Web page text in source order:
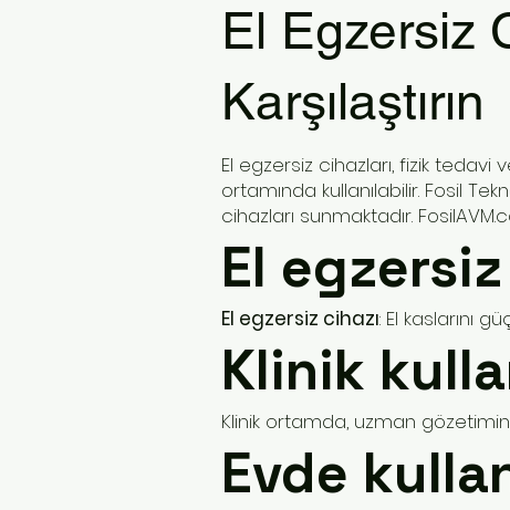
El Egzersiz
Karşılaştırın
El egzersiz cihazları, fizik
ortamında kullanılabilir. Fosil
cihazları sunmaktadır.
El
El egzersiz cihazı: El kaslarını
Klinik
Klinik ortamda, uzman
Evde